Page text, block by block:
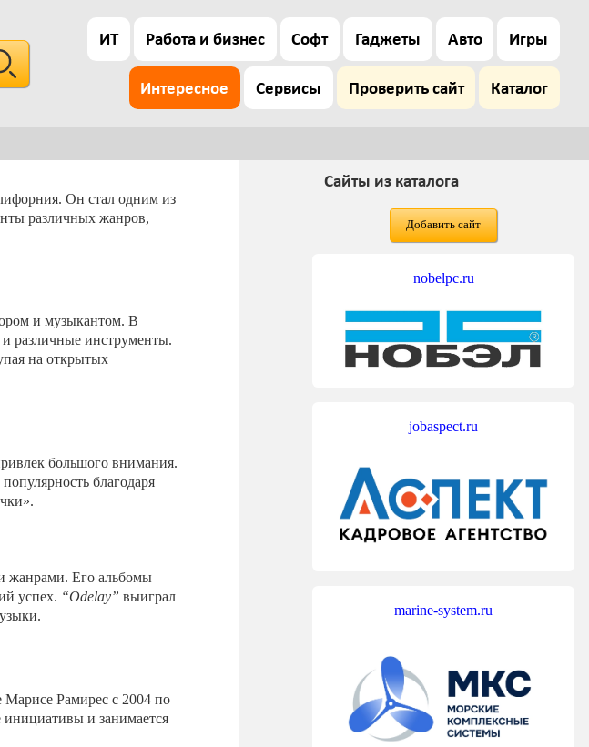
ИТ Работа и бизнес Софт Гаджеты Авто Игры
Интересное Сервисы Проверить сайт Каталог
Он стал одним из
различных жанров,
и музыкантом. В
и различные инструменты.
на открытых
большого внимания.
благодаря
жанрами. Его альбомы
успех. “Odelay” выиграл
Рамирес с 2004 по
инициативы и занимается
Сайты из каталога
Добавить сайт
nobelpc.ru
jobaspect.ru
marine-system.ru